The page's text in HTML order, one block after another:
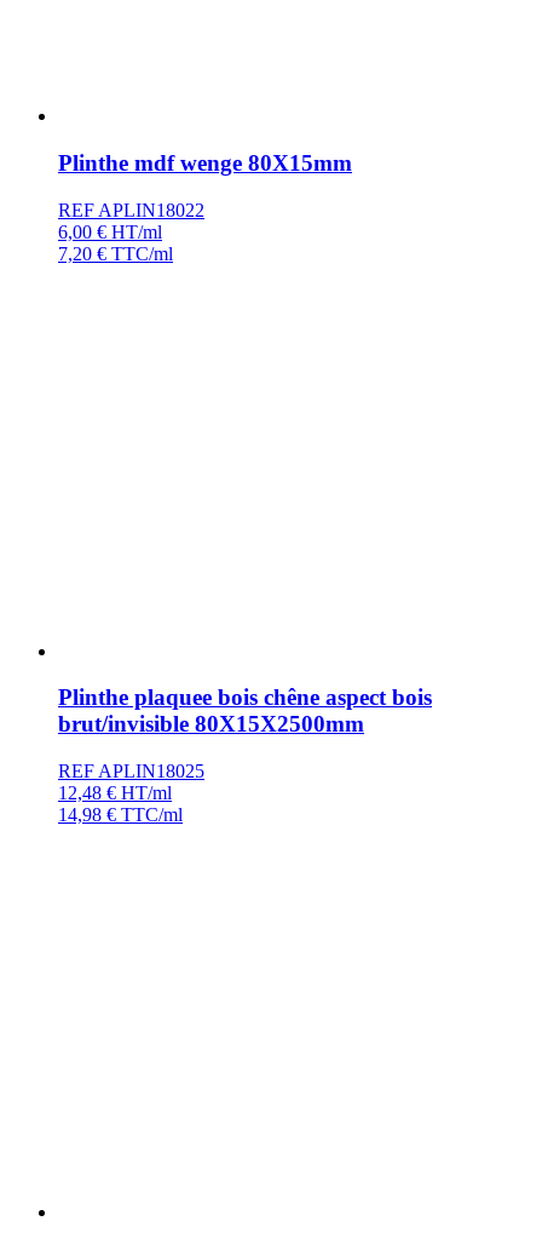
Plinthe mdf wenge 80X15mm
REF APLIN18022
6,00 € HT/ml
7,20 € TTC/ml
Plinthe plaquee bois chêne aspect bois
brut/invisible 80X15X2500mm
REF APLIN18025
12,48 € HT/ml
14,98 € TTC/ml